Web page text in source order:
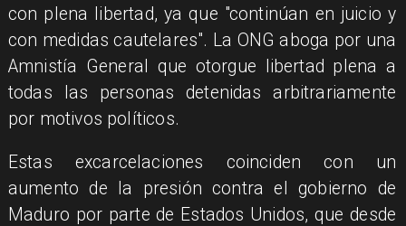
con plena libertad, ya que "continúan en juicio y
con medidas cautelares". La ONG aboga por una
Amnistía General que otorgue libertad plena a
todas las personas detenidas arbitrariamente
por motivos políticos.
Estas excarcelaciones coinciden con un
aumento de la presión contra el gobierno de
Maduro por parte de Estados Unidos, que desde